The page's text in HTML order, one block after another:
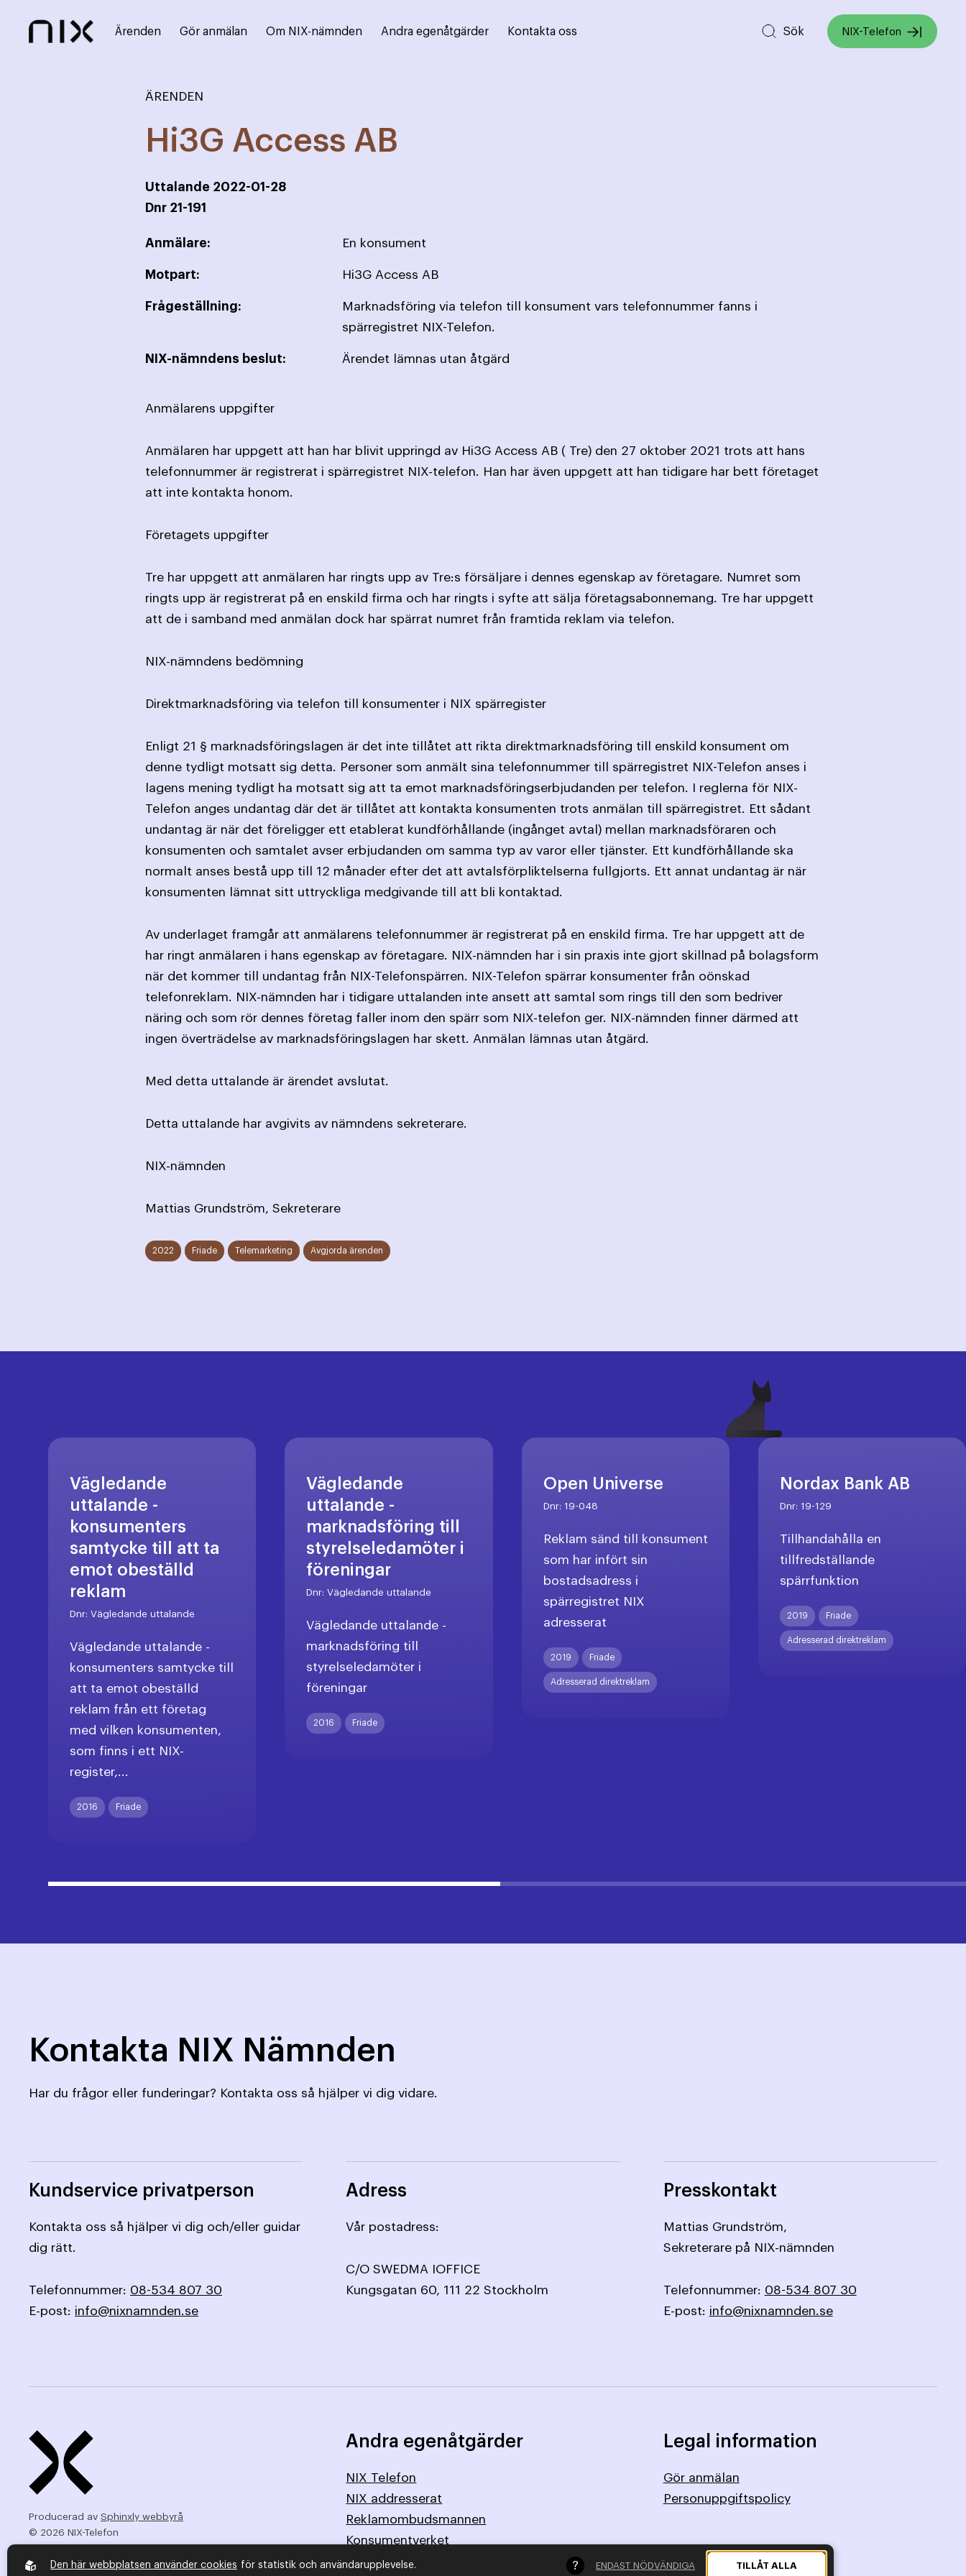
Ärenden Gör anmälan Om NIX-nämnden Andra egenåtgärder Kontakta oss Sök NIX-Telefon
ÄRENDEN
Hi3G Access AB
Uttalande 2022-01-28
Dnr 21-191
Anmälare: En konsument
Motpart: Hi3G Access AB
Frågeställning:
Marknadsföring via telefon till konsument vars telefonnummer fanns i
spärregistret NIX-Telefon.
NIX-nämndens beslut: Ärendet lämnas utan åtgärd
Anmälarens uppgifter
Anmälaren har uppgett att han har blivit uppringd av Hi3G Access AB ( Tre) den 27 oktober 2021 trots att hans
telefonnummer är registrerat i spärregistret NIX-telefon. Han har även uppgett att han tidigare har bett företaget
att inte kontakta honom.
Företagets uppgifter
Tre har uppgett att anmälaren har ringts upp av Tre:s försäljare i dennes egenskap av företagare. Numret som
ringts upp är registrerat på en enskild firma och har ringts i syfte att sälja företagsabonnemang. Tre har uppgett
att de i samband med anmälan dock har spärrat numret från framtida reklam via telefon.
NIX-nämndens bedömning
Direktmarknadsföring via telefon till konsumenter i NIX spärregister
Enligt 21 § marknadsföringslagen är det inte tillåtet att rikta direktmarknadsföring till enskild konsument om
denne tydligt motsatt sig detta. Personer som anmält sina telefonnummer till spärregistret NIX-Telefon anses i
lagens mening tydligt ha motsatt sig att ta emot marknads­föringserbjudanden per telefon. I reglerna för NIX-
Telefon anges undantag där det är tillåtet att kontakta konsumenten trots anmälan till spärregistret. Ett sådant
undantag är när det föreligger ett etablerat kundförhållande (ingånget avtal) mellan marknads­föraren och
konsumenten och samtalet avser erbjudanden om samma typ av varor eller tjänster. Ett kund­förhållande ska
normalt anses bestå upp till 12 månader efter det att avtalsförpliktelserna fullgjorts. Ett annat undantag är när
konsumenten lämnat sitt uttryckliga medgivande till att bli kontaktad.
Av underlaget framgår att anmälarens telefonnummer är registrerat på en enskild firma. Tre har uppgett att de
har ringt anmälaren i hans egenskap av företagare. NIX-nämnden har i sin praxis inte gjort skillnad på bolagsform
när det kommer till undantag från NIX-Telefonspärren. NIX-Telefon spärrar konsumenter från oönskad
telefonreklam. NIX-nämnden har i tidigare uttalanden inte ansett att samtal som rings till den som bedriver
näring och som rör dennes företag faller inom den spärr som NIX-telefon ger. NIX-nämnden finner därmed att
ingen överträdelse av marknadsföringslagen har skett. Anmälan lämnas utan åtgärd.
Med detta uttalande är ärendet avslutat.
Detta uttalande har avgivits av nämndens sekreterare.
NIX-nämnden
Mattias Grundström, Sekreterare
2022 Friade Telemarketing Avgjorda ärenden
Vägledande
uttalande -
konsumenters
samtycke till att ta
emot obeställd
reklam
Dnr:Vägledande uttalande
Vägledande uttalande -
konsumenters samtycke till
att ta emot obeställd
reklam från ett företag
med vilken konsumenten,
som finns i ett NIX-
register,...
2016 Friade
Vägledande
uttalande -
marknadsföring till
styrelseledamöter i
föreningar
Dnr:Vägledande uttalande
Vägledande uttalande -
marknadsföring till
styrelseledamöter i
föreningar
2016 Friade
Open Universe
Dnr: 19-048
Reklam sänd till konsument
som har infört sin
bostadsadress i
spärregistret NIX
adresserat
2019 Friade
Adresserad direktreklam
Nordax Bank AB
Dnr: 19-129
Tillhandahålla en
tillfredställande
spärrfunktion
2019 Friade
Adresserad direktreklam
Kontakta NIX Nämnden
Har du frågor eller funderingar? Kontakta oss så hjälper vi dig vidare.
Kundservice privatperson
Kontakta oss så hjälper vi dig och/eller guidar
dig rätt.
Telefonnummer: 08-534 807 30
E-post: info@nixnamnden.se
Adress
Vår postadress:
C/O SWEDMA IOFFICE
Kungsgatan 60, 111 22 Stockholm
Presskontakt
Mattias Grundström,
Sekreterare på NIX-nämnden
Telefonnummer: 08-534 807 30
E-post: info@nixnamnden.se
Producerad av Sphinxly webbyrå
© 2026 NIX-Telefon
Andra egenåtgärder
NIX Telefon
NIX addresserat
Reklamombudsmannen
Konsumentverket
Legal information
Gör anmälan
Personuppgiftspolicy
Den här webbplatsen använder cookies för statistik och användarupplevelse. ENDAST NÖDVÄNDIGA TILLÅT ALLA